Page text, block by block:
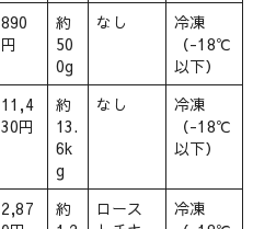
890
円
約
50
0g
なし
冷凍
（-18℃
以下）
11,4
30円
約
13.
6k
g
なし
冷凍
（-18℃
以下）
2,87
約
ロース
冷凍